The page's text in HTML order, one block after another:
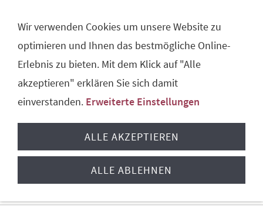
Wir verwenden Cookies um unsere Website zu
optimieren und Ihnen das bestmögliche Online-
Erlebnis zu bieten. Mit dem Klick auf "Alle
akzeptieren" erklären Sie sich damit
einverstanden. Erweiterte Einstellungen
ALLE AKZEPTIEREN
ALLE ABLEHNEN